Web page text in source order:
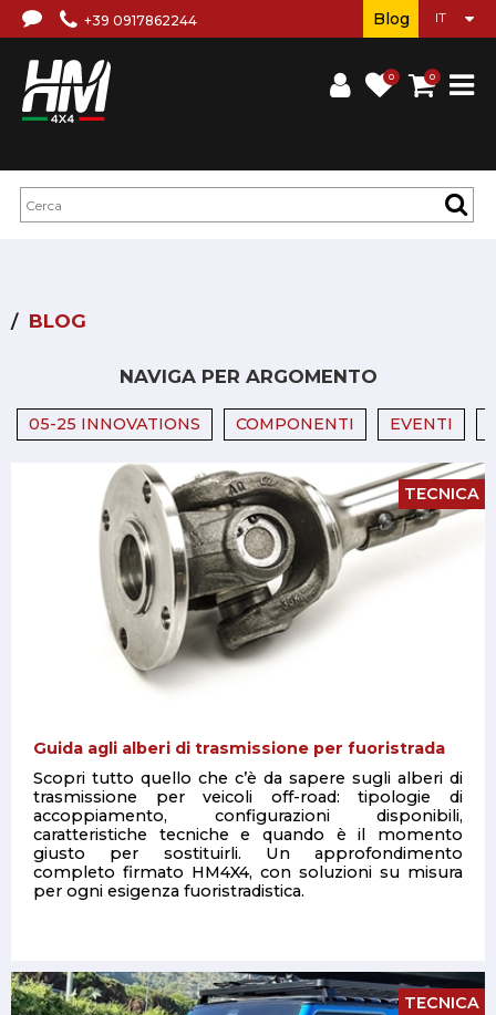
+39 0917862244
0 0
Blog
BLOG
NAVIGA PER ARGOMENTO
05-25 INNOVATIONS COMPONENTI EVENTI
TECNICA
Guida agli alberi di trasmissione per fuoristrada
Scopri tutto quello che c’è da sapere sugli alberi di
trasmissione per veicoli off-road: tipologie di
accoppiamento, configurazioni disponibili,
caratteristiche tecniche e quando è il momento
giusto per sostituirli. Un approfondimento
completo firmato HM4X4, con soluzioni su misura
per ogni esigenza fuoristradistica.
TECNICA